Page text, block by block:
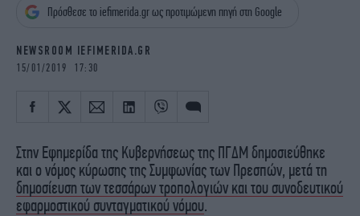
iBOOKS
ΖΩΔΙΑ
MEDIA
NEWSLETTER
Πρόσθεσε το iefimerida.gr ως προτιμώμενη πηγή στη Google
NEWSROOM IEFIMERIDA.GR
15/01/2019 17:30
Στην Εφημερίδα της Κυβερνήσεως της ΠΓΔΜ δημοσιεύθηκε
και ο νόμος κύρωσης της Συμφωνίας των Πρεσπών, μετά τη
δημοσίευση των τεσσάρων τροπολογιών και του συνοδευτικού
εφαρμοστικού συνταγματικού νόμου.